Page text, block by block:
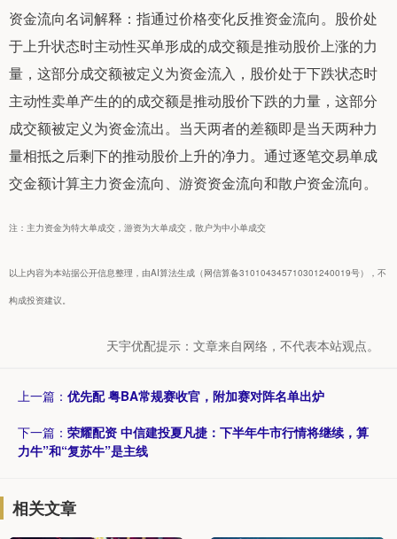
资金流向名词解释：指通过价格变化反推资金流向。股价处
于上升状态时主动性买单形成的成交额是推动股价上涨的力
量，这部分成交额被定义为资金流入，股价处于下跌状态时
主动性卖单产生的的成交额是推动股价下跌的力量，这部分
成交额被定义为资金流出。当天两者的差额即是当天两种力
量相抵之后剩下的推动股价上升的净力。通过逐笔交易单成
交金额计算主力资金流向、游资资金流向和散户资金流向。
注：主力资金为特大单成交，游资为大单成交，散户为中小单成交
以上内容为本站据公开信息整理，由AI算法生成（网信算备310104345710301240019号），不
构成投资建议。
天宇优配提示：文章来自网络，不代表本站观点。
上一篇： 优先配 粤BA常规赛收官，附加赛对阵名单出炉
下一篇： 荣耀配资 中信建投夏凡捷：下半年牛市行情将继续，算
力牛”和“复苏牛”是主线
相关文章